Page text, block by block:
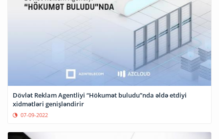
Dövlət Reklam Agentliyi “Hökumət buludu”nda əldə etdiyi
xidmətləri genişləndirir
07-09-2022